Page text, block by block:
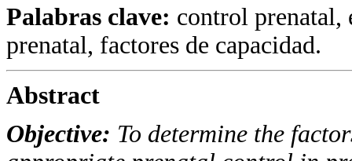
Palabras clave: control prenatal,
prenatal, factores de capacidad.
Abstract
Objective: To determine the